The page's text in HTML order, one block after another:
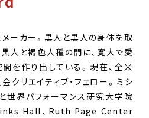
ーカー。黒人と黒人の身体を取
人と褐色人種の間に、寛大で愛
を作り出している。現在、全米
リエイティブ・フェロー。ミシ
世界パフォーマンス研究大学院
Hall、Ruth Page Center